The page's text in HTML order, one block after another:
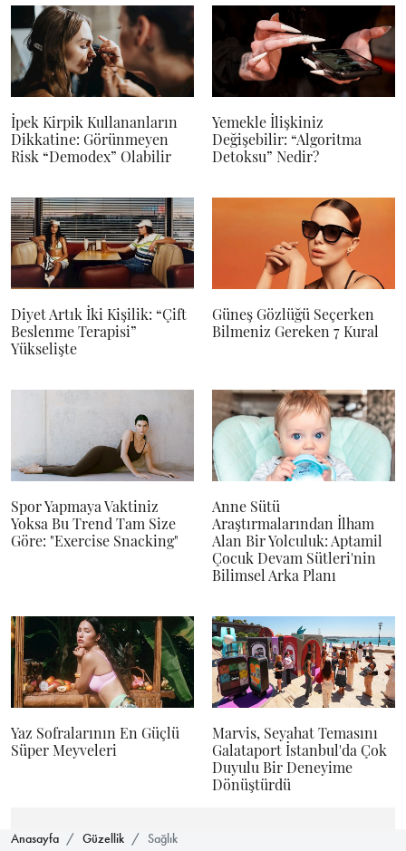
İpek Kirpik Kullananların
Dikkatine: Görünmeyen
Risk “Demodex” Olabilir
Yemekle İlişkiniz
Değişebilir: “Algoritma
Detoksu” Nedir?
Diyet Artık İki Kişilik: “Çift
Beslenme Terapisi”
Yükselişte
Güneş Gözlüğü Seçerken
Bilmeniz Gereken 7 Kural
Spor Yapmaya Vaktiniz
Yoksa Bu Trend Tam Size
Göre: "Exercise Snacking"
Anne Sütü
Araştırmalarından İlham
Alan Bir Yolculuk: Aptamil
Çocuk Devam Sütleri'nin
Bilimsel Arka Planı
Yaz Sofralarının En Güçlü
Süper Meyveleri
Marvis, Seyahat Temasını
Galataport İstanbul'da Çok
Duyulu Bir Deneyime
Dönüştürdü
Anasayfa Güzellik Sağlık